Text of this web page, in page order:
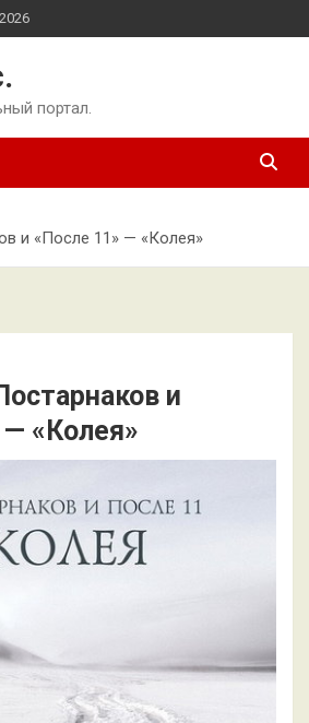
портал.
и «После 11» — «Колея»
и
«Колея»